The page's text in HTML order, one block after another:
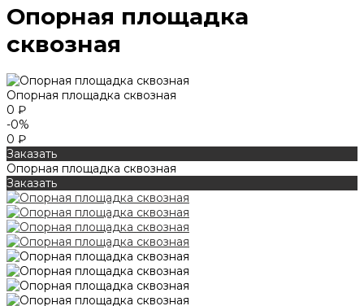
Опорная площадка
сквозная
Опорная площадка сквозная
0 ₽
-0%
0 ₽
Заказать
Опорная площадка сквозная
Заказать